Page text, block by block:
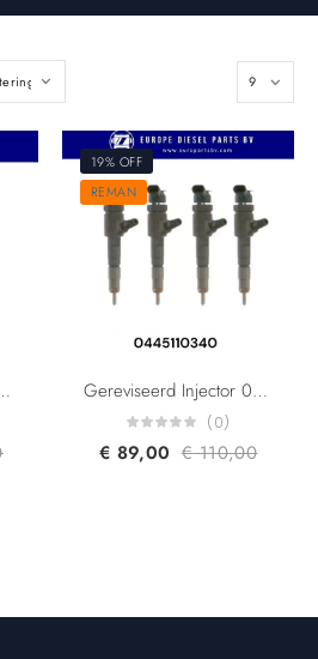
9687068980 1.4 HDI CRI2-16
19% OFF
REMAN
Gereviseerd Injector 0445110739 0445110340 AV2Q9F593BA AV6Q9F593BA 1980S5 9687069280 Citroen Berlingo Jumpy C-Elysee C3 C4 1.6 Fiat Scudo multijet 1.6 Ford C-Max Fiesta V Fiesta VI 1.6 Peugeot Expert Partner 207 307 1.6TDi
(0)
€ 89,00 €110,00